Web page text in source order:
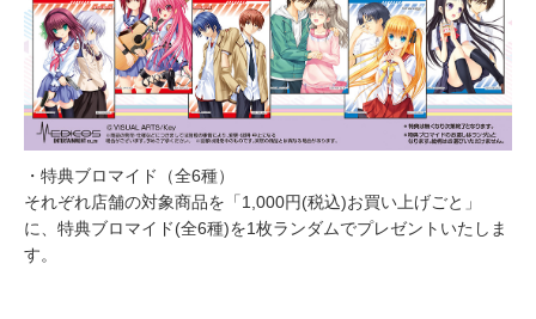
・特典ブロマイド（全6種）
それぞれ店舗の対象商品を「1,000円(税込)お買い上げごと」
に、特典ブロマイド(全6種)を1枚ランダムでプレゼントいたしま
す。